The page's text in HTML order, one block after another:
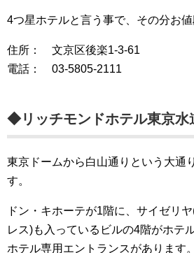
4つ星ホテルと言う事で、その分お
住所： 文京区後楽1-3-61
電話： 03-5805-2111
◆リッチモンドホテル東京水
東京ドームから白山通りという大通
す。
ドン・キホーテが1階に、サイゼリ
レス)も入っているビルの4階がホテ
ホテル専用エントランスがあります。